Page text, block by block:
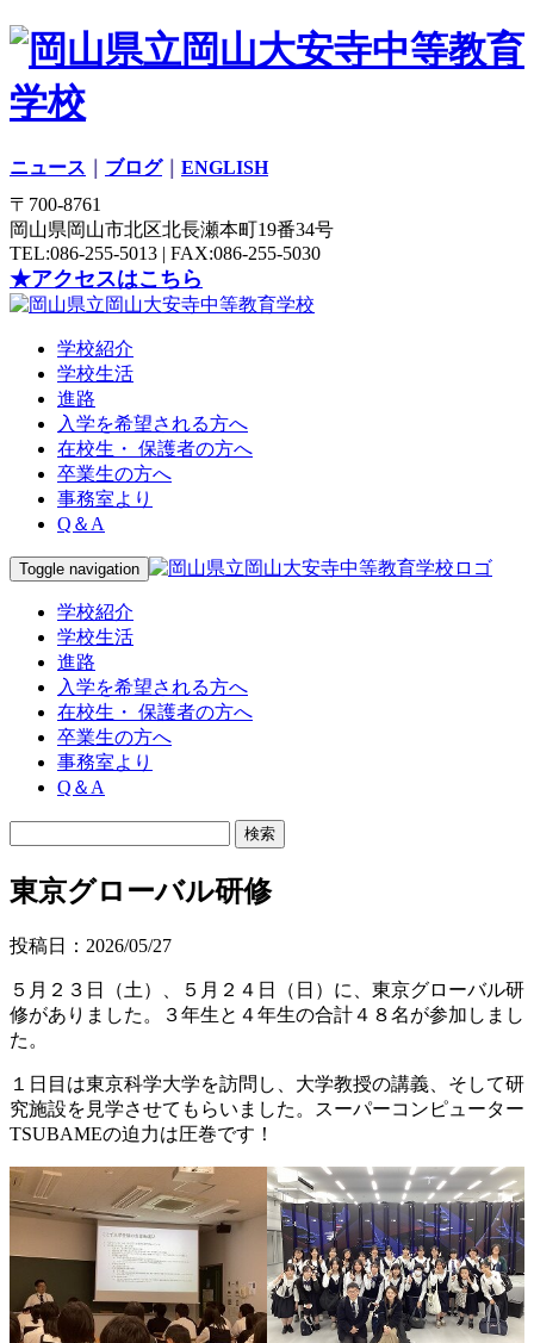
ニュース ブログ｜ ENGLISH
〒700-8761
岡山県岡山市北区北長瀬本町19番34号
TEL:086-255-5013 | FAX:086-255-5030
★アクセスはこちら
学校紹介
学校生活
進路
入学を希望される方へ
在校生・ 保護者の方へ
卒業生の方へ
事務室より
Q＆A
Toggle navigation
学校紹介
学校生活
進路
入学を希望される方へ
在校生・ 保護者の方へ
卒業生の方へ
事務室より
Q＆A
東京グローバル研修
投稿日：2026/05/27
５月２３日（土）、５月２４日（日）に、東京グローバル研
修がありました。３年生と４年生の合計４８名が参加しまし
た。
１日目は東京科学大学を訪問し、大学教授の講義、そして研
究施設を見学させてもらいました。スーパーコンピューター
TSUBAMEの迫力は圧巻です！